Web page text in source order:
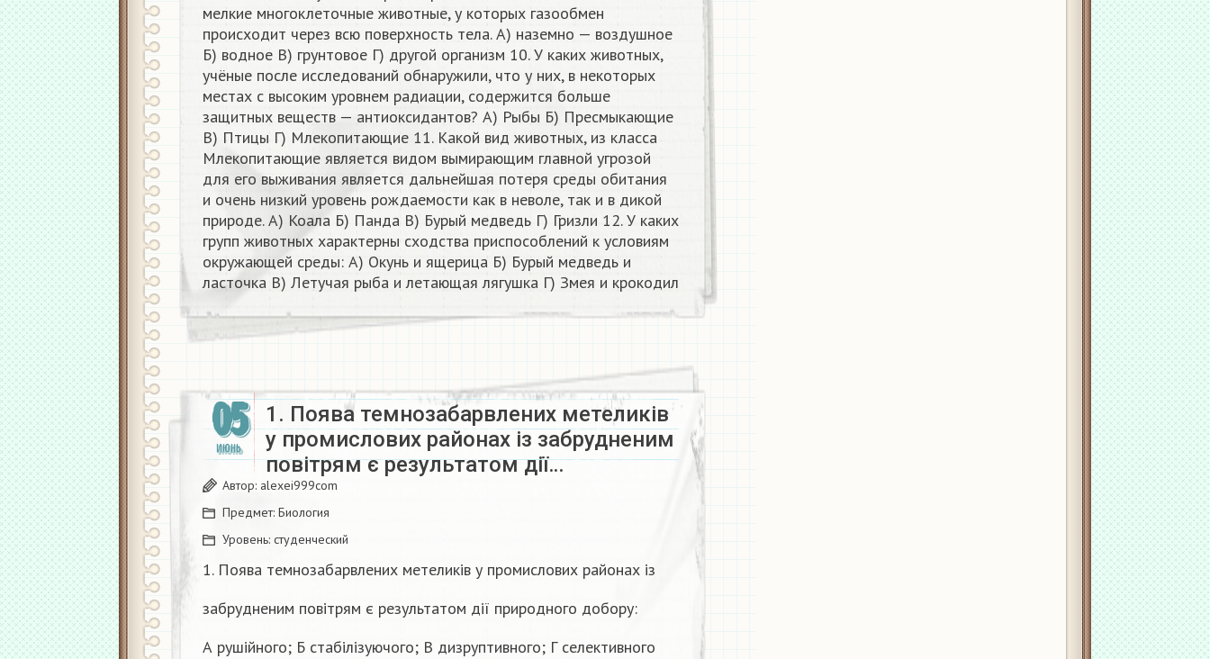
мелкие многоклеточные животные, у которых газообмен
происходит через всю поверхность тела. А) наземно — воздушное
Б) водное В) грунтовое Г) другой организм 10. У каких животных,
учёные после исследований обнаружили, что у них, в некоторых
местах с высоким уровнем радиации, содержится больше
защитных веществ — антиоксидантов? А) Рыбы Б) Пресмыкающие
В) Птицы Г) Млекопитающие 11. Какой вид животных, из класса
Млекопитающие является видом вымирающим главной угрозой
для его выживания является дальнейшая потеря среды обитания
и очень низкий уровень рождаемости как в неволе, так и в дикой
природе. А) Коала Б) Панда В) Бурый медведь Г) Гризли 12. У каких
групп животных характерны сходства приспособлений к условиям
окружающей среды: А) Окунь и ящерица Б) Бурый медведь и
ласточка В) Летучая рыба и летающая лягушка Г) Змея и крокодил
05
ИЮНЬ
1. Поява темнозабарвлених метеликів
у промислових районах із забрудненим
повітрям є результатом дії…
Автор: alexei999com
Предмет: Биология
Уровень: студенческий
1. Поява темнозабарвлених метеликів у промислових районах із
забрудненим повітрям є результатом дії природного добору:
А рушійного; Б стабілізуючого; В дизруптивного; Г селективного